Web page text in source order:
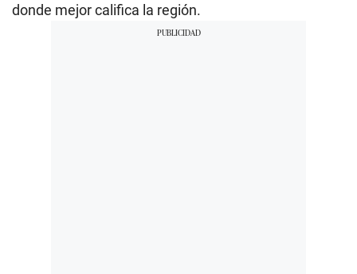
donde mejor califica la región.